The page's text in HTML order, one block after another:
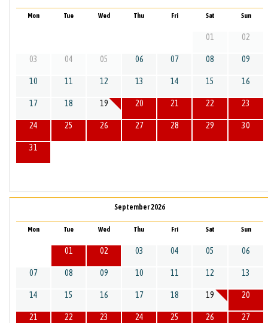
Mon Tue Wed Thu Fri Sat Sun
01 02
03 04 05 06 07 08 09
10 11 12 13 14 15 16
17 18 19 20 21 22 23
24 25 26 27 28 29 30
31
September 2026
Mon Tue Wed Thu Fri Sat Sun
01 02 03 04 05 06
07 08 09 10 11 12 13
14 15 16 17 18 19 20
21 22 23 24 25 26 27